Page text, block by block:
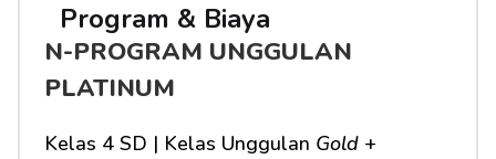
Program & Biaya
N-PROGRAM UNGGULAN
PLATINUM
Kelas 4 SD | Kelas Unggulan Gold +